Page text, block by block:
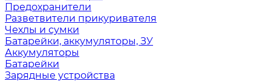
Предохранители
Разветвители прикуривателя
Чехлы и сумки
Батарейки, аккумуляторы, ЗУ
Аккумуляторы
Батарейки
Зарядные устройства